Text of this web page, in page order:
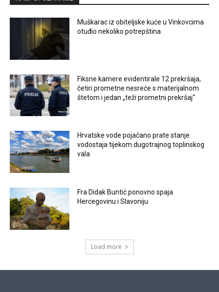
Muškarac iz obiteljske kuće u Vinkovcima
otuđio nekoliko potrepština
Fiksne kamere evidentirale 12 prekršaja,
četiri prometne nesreće s materijalnom
štetom i jedan „teži prometni prekršaj“
Hrvatske vode pojačano prate stanje
vodostaja tijekom dugotrajnog toplinskog
vala
Fra Didak Buntić ponovno spaja
Hercegovinu i Slavoniju
Load more